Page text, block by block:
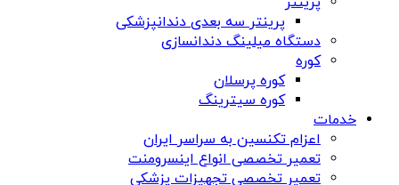
پرینتر سه بعدی دندانپزشکی
دستگاه میلینگ دندانسازی
کوره
کوره پرسلان
کوره سیترینگ
خدمات
اعزام تکنسین به سراسر ایران
تعمیر تخصصی انواع اینسرومنت
تعمیر تخصصی تجهیزات پزشکی